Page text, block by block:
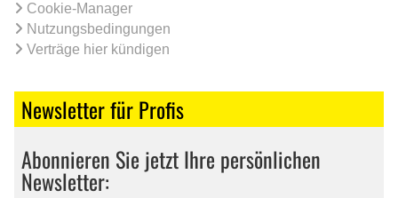
Cookie-Manager
Nutzungsbedingungen
Verträge hier kündigen
Newsletter für Profis
Abonnieren Sie jetzt Ihre persönlichen
Newsletter: